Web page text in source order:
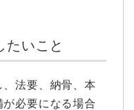
たいこと
法要、納骨、本
必要になる場合